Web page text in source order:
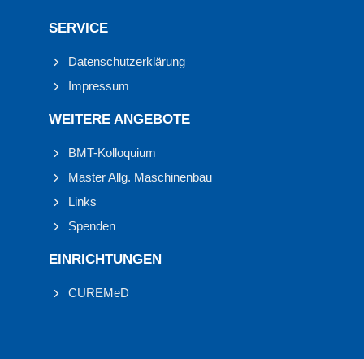
SERVICE
Datenschutzerklärung
Impressum
WEITERE ANGEBOTE
BMT-Kolloquium
Master Allg. Maschinenbau
Links
Spenden
EINRICHTUNGEN
CUREMeD